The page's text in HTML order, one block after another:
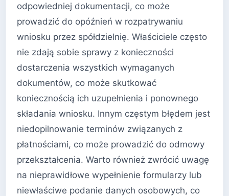
odpowiedniej dokumentacji, co może
prowadzić do opóźnień w rozpatrywaniu
wniosku przez spółdzielnię. Właściciele często
nie zdają sobie sprawy z konieczności
dostarczenia wszystkich wymaganych
dokumentów, co może skutkować
koniecznością ich uzupełnienia i ponownego
składania wniosku. Innym częstym błędem jest
niedopilnowanie terminów związanych z
płatnościami, co może prowadzić do odmowy
przekształcenia. Warto również zwrócić uwagę
na nieprawidłowe wypełnienie formularzy lub
niewłaściwe podanie danych osobowych, co